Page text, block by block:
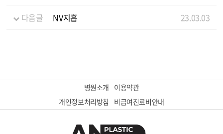
다음글 NV지흡 23.03.03
병원소개 이용약관
개인정보처리방침
비급여진료비안내